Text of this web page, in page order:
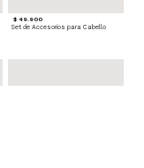
$ 49.900
Set de Accesorios para Cabello